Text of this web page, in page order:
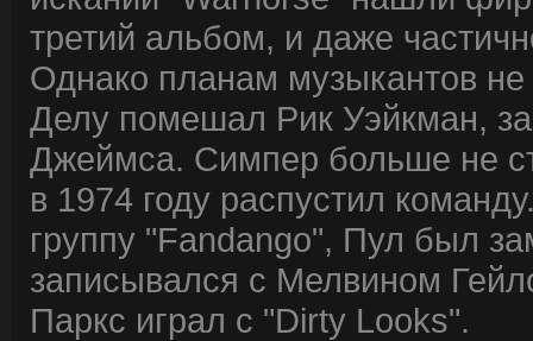
третий альбом, и даже
Однако планам музыкантов
Делу помешал Рик Уэйкман,
Джеймса. Симпер больше не
в 1974 году распустил
группу "Fandango", Пул был
записывался с Мелвином
Паркс играл с "Dirty Looks".